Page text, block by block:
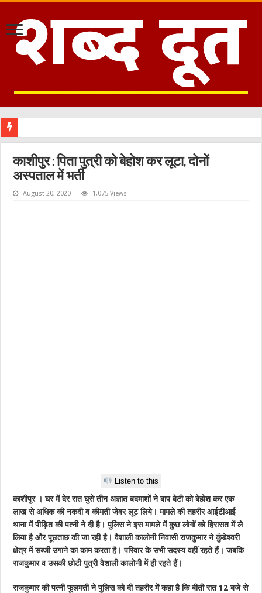
काशीपुर : पिता पुत्री को बेहोश कर लूटा, दोनों
अस्पताल में भर्ती
August 20, 2020 1,075 Views
Listen to this
काशीपुर । घर में देर रात घुसे तीन अज्ञात बदमाशों ने बाप बेटी को बेहोश कर एक
लाख से अधिक की नकदी व कीमती जेवर लूट लिये। मामले की तहरीर आईटीआई
थाना में पीड़ित की पत्नी ने दी है। पुलिस ने इस मामले में कुछ लोगों को हिरासत में ले
लिया है और पूछताछ की जा रही है। वैशाली कालोनी निवासी राजकुमार ने कुंडेश्वरी
क्षेत्र में सब्जी उगाने का काम करता है। परिवार के सभी सदस्य वहीं रहते हैं। जबकि
राजकुमार व उसकी छोटी पुत्री वैशाली कालोनी में ही रहते हैं।
राजकुमार की पत्नी फूलमती ने पुलिस को दी तहरीर में कहा है कि बीती रात 12 बजे से